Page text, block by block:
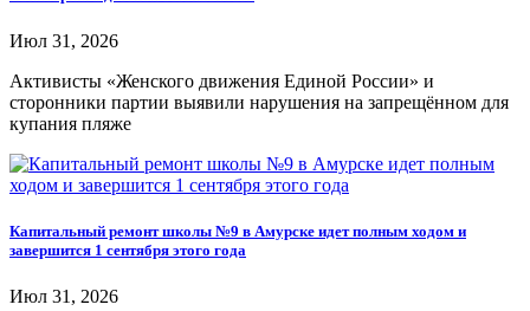
Июл 31, 2026
Активисты «Женского движения Единой России» и
сторонники партии выявили нарушения на запрещённом для
купания пляже
Капитальный ремонт школы №9 в Амурске идет полным ходом и
завершится 1 сентября этого года
Июл 31, 2026